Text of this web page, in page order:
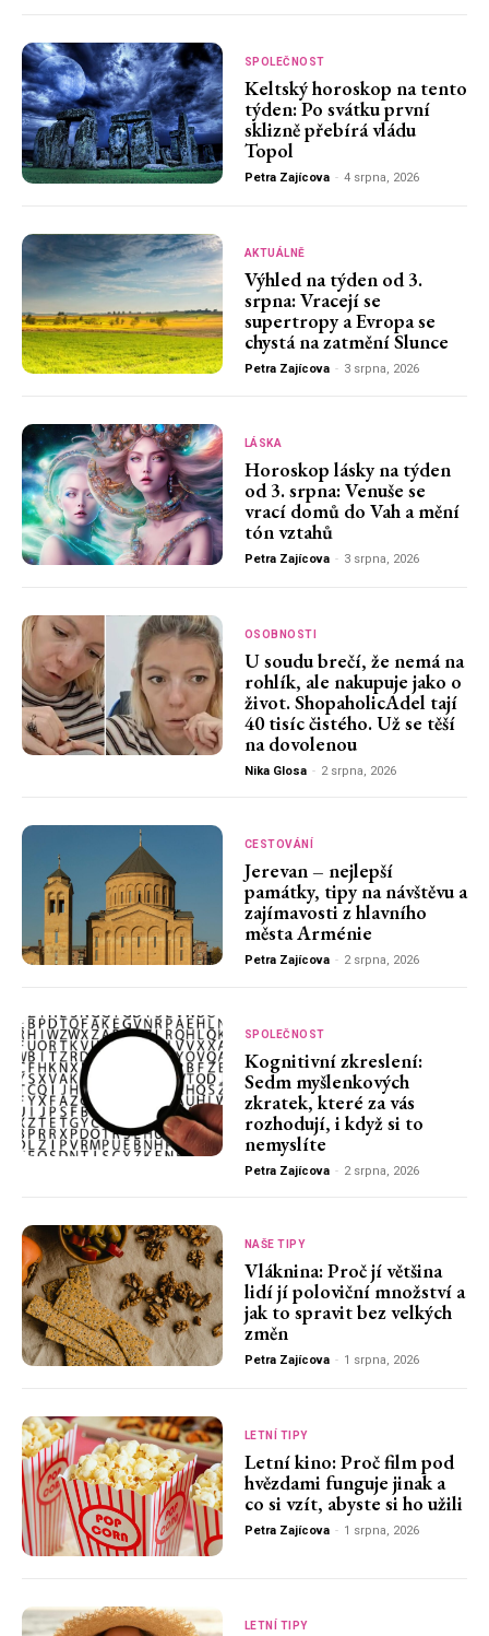
SPOLEČNOST
Keltský horoskop na tento
týden: Po svátku první
sklizně přebírá vládu
Topol
Petra Zajícova - 4 srpna, 2026
AKTUÁLNĚ
Výhled na týden od 3.
srpna: Vracejí se
supertropy a Evropa se
chystá na zatmění Slunce
Petra Zajícova - 3 srpna, 2026
LÁSKA
Horoskop lásky na týden
od 3. srpna: Venuše se
vrací domů do Vah a mění
tón vztahů
Petra Zajícova - 3 srpna, 2026
OSOBNOSTI
U soudu brečí, že nemá na
rohlík, ale nakupuje jako o
život. ShopaholicAdel tají
40 tisíc čistého. Už se těší
na dovolenou
Nika Glosa - 2 srpna, 2026
CESTOVÁNÍ
Jerevan – nejlepší
památky, tipy na návštěvu a
zajímavosti z hlavního
města Arménie
Petra Zajícova - 2 srpna, 2026
SPOLEČNOST
Kognitivní zkreslení:
Sedm myšlenkových
zkratek, které za vás
rozhodují, i když si to
nemyslíte
Petra Zajícova - 2 srpna, 2026
NAŠE TIPY
Vláknina: Proč jí většina
lidí jí poloviční množství a
jak to spravit bez velkých
změn
Petra Zajícova - 1 srpna, 2026
LETNÍ TIPY
Letní kino: Proč film pod
hvězdami funguje jinak a
co si vzít, abyste si ho užili
Petra Zajícova - 1 srpna, 2026
LETNÍ TIPY